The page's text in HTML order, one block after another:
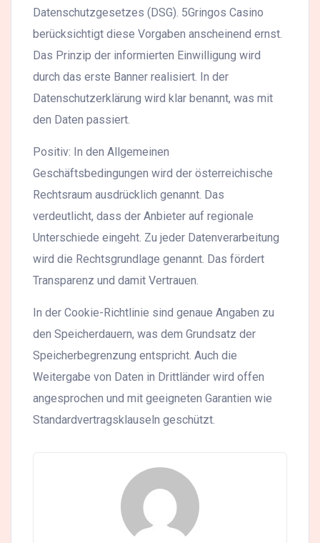
Datenschutzgesetzes (DSG). 5Gringos Casino
berücksichtigt diese Vorgaben anscheinend ernst.
Das Prinzip der informierten Einwilligung wird
durch das erste Banner realisiert. In der
Datenschutzerklärung wird klar benannt, was mit
den Daten passiert.
Positiv: In den Allgemeinen
Geschäftsbedingungen wird der österreichische
Rechtsraum ausdrücklich genannt. Das
verdeutlicht, dass der Anbieter auf regionale
Unterschiede eingeht. Zu jeder Datenverarbeitung
wird die Rechtsgrundlage genannt. Das fördert
Transparenz und damit Vertrauen.
In der Cookie-Richtlinie sind genaue Angaben zu
den Speicherdauern, was dem Grundsatz der
Speicherbegrenzung entspricht. Auch die
Weitergabe von Daten in Drittländer wird offen
angesprochen und mit geeigneten Garantien wie
Standardvertragsklauseln geschützt.